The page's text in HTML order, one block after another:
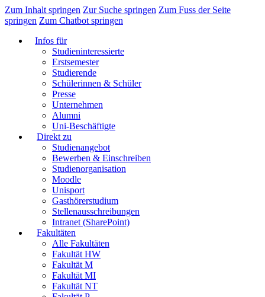
Zum Inhalt springen Zur Suche springen Zum Fuss der Seite
springen Zum Chatbot springen
Infos für
Studieninteressierte
Erstsemester
Studierende
Schülerinnen & Schüler
Presse
Unternehmen
Alumni
Uni-Beschäftigte
Direkt zu
Studienangebot
Bewerben & Einschreiben
Studienorganisation
Moodle
Unisport
Gasthörerstudium
Stellenausschreibungen
Intranet (SharePoint)
Fakultäten
Alle Fakultäten
Fakultät HW
Fakultät M
Fakultät MI
Fakultät NT